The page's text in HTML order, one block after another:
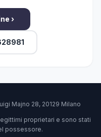
›
Majno 28, 20129 Milano
proprietari e sono stati
possessore.